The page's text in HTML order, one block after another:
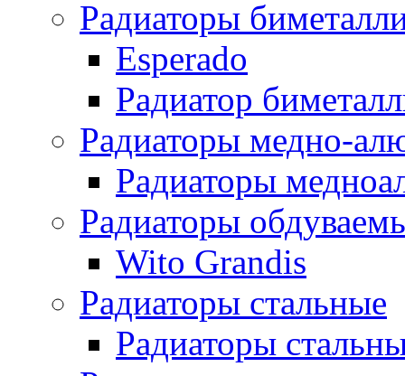
Радиаторы
Esperado
Радиатор
Радиаторы медно-
Радиаторы
Радиаторы
Wito Grandis
Радиаторы стальные
Радиаторы